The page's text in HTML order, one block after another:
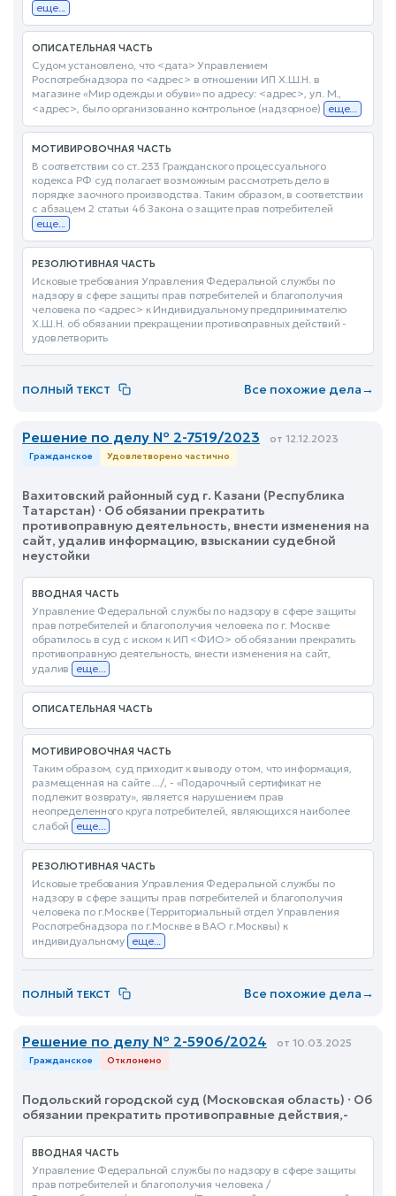
еще...
ОПИСАТЕЛЬНАЯ ЧАСТЬ
Судом установлено, что <дата> Управлением
Роспотребнадзора по <адрес> в отношении ИП Х.Ш.Н. в
магазине «Мир одежды и обуви» по адресу: <адрес>, ул. М.,
<адрес>, было организованно контрольное (надзорное)
еще...
МОТИВИРОВОЧНАЯ ЧАСТЬ
В соответствии со ст. 233 Гражданского процессуального
кодекса РФ суд полагает возможным рассмотреть дело в
порядке заочного производства. Таким образом, в соответствии
с абзацем 2 статьи 46 Закона о защите прав потребителей
еще...
РЕЗОЛЮТИВНАЯ ЧАСТЬ
Исковые требования Управления Федеральной службы по
надзору в сфере защиты прав потребителей и благополучия
человека по <адрес> к Индивидуальному предпринимателю
Х.Ш.Н. об обязании прекращении противоправных действий -
удовлетворить
ПОЛНЫЙ ТЕКСТ Все похожие дела→
Решение по делу № 2-7519/2023 от 12.12.2023
Гражданское Удовлетворено частично
Вахитовский районный суд г. Казани (Республика
Татарстан) · Об обязании прекратить
противоправную деятельность, внести изменения на
сайт, удалив информацию, взыскании судебной
неустойки
ВВОДНАЯ ЧАСТЬ
Управление Федеральной службы по надзору в сфере защиты
прав потребителей и благополучия человека по г. Москве
обратилось в суд с иском к ИП <ФИО> об обязании прекратить
противоправную деятельность, внести изменения на сайт,
удалив еще...
ОПИСАТЕЛЬНАЯ ЧАСТЬ
МОТИВИРОВОЧНАЯ ЧАСТЬ
Таким образом, суд приходит к выводу о том, что информация,
размещенная на сайте .../, - «Подарочный сертификат не
подлежит возврату», является нарушением прав
неопределенного круга потребителей, являющихся наиболее
слабой еще...
РЕЗОЛЮТИВНАЯ ЧАСТЬ
Исковые требования Управления Федеральной службы по
надзору в сфере защиты прав потребителей и благополучия
человека по г.Москве (Территориальный отдел Управления
Роспотребнадзора по г.Москве в ВАО г.Москвы) к
индивидуальному еще...
ПОЛНЫЙ ТЕКСТ Все похожие дела→
Решение по делу № 2-5906/2024 от 10.03.2025
Гражданское Отклонено
Подольский городской суд (Московская область) · Об
обязании прекратить противоправные действия,-
ВВОДНАЯ ЧАСТЬ
Управление Федеральной службы по надзору в сфере защиты
прав потребителей и благополучия человека /